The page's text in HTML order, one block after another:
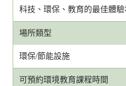
科技、環保、教育的最佳體驗
場所類型
環保/節能設施
可預約環境教育課程時間